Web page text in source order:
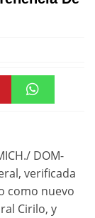
DOM-
verificada
como nuevo
Cirilo, y